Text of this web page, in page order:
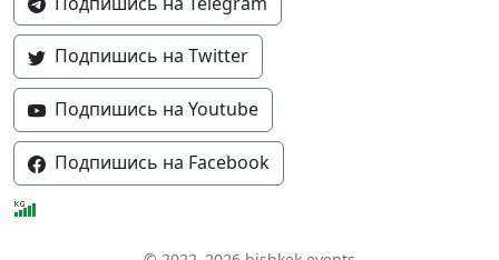
Подпишись на Twitter
Подпишись на Youtube
Подпишись на Facebook